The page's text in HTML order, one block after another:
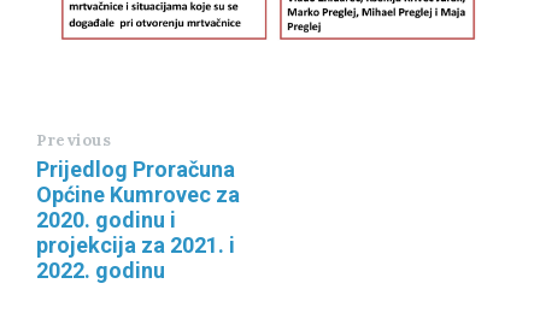
Previous
Prijedlog Proračuna
Općine Kumrovec za
2020. godinu i
projekcija za 2021. i
2022. godinu